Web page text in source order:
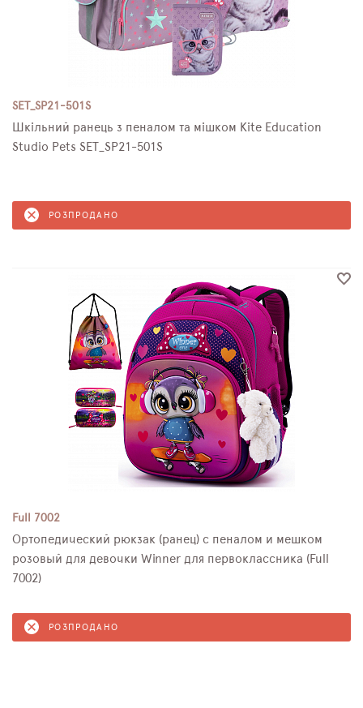
SET_SP21-501S
Шкільний ранець з пеналом та мішком Kite Education
Studio Pets SET_SP21-501S
РОЗПРОДАНО
Full 7002
Ортопедический рюкзак (ранец) с пеналом и мешком
розовый для девочки Winner для первоклассника (Full
7002)
РОЗПРОДАНО